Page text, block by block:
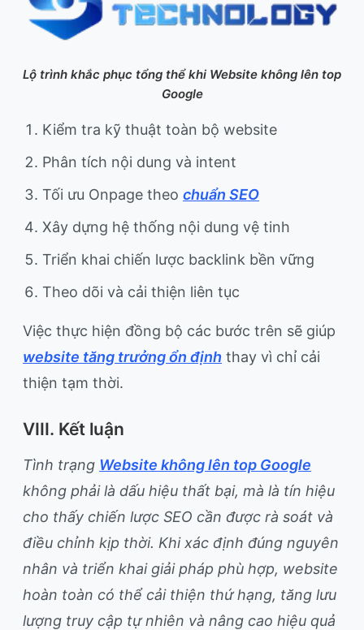
Lộ trình khắc phục tổng thể khi Website không lên top
Google
Kiểm tra kỹ thuật toàn bộ website
Phân tích nội dung và intent
Tối ưu Onpage theo chuẩn SEO
Xây dựng hệ thống nội dung vệ tinh
Triển khai chiến lược backlink bền vững
Theo dõi và cải thiện liên tục
Việc thực hiện đồng bộ các bước trên sẽ giúp
website tăng trưởng ổn định thay vì chỉ cải
thiện tạm thời.
VIII. Kết luận
Tình trạng Website không lên top Google
không phải là dấu hiệu thất bại, mà là tín hiệu
cho thấy chiến lược SEO cần được rà soát và
điều chỉnh kịp thời. Khi xác định đúng nguyên
nhân và triển khai giải pháp phù hợp, website
hoàn toàn có thể cải thiện thứ hạng, tăng lưu
lượng truy cập tự nhiên và nâng cao hiệu quả